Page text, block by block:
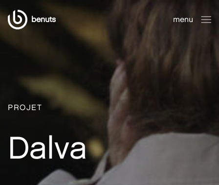
benuts
menu
PROJET
Dalva